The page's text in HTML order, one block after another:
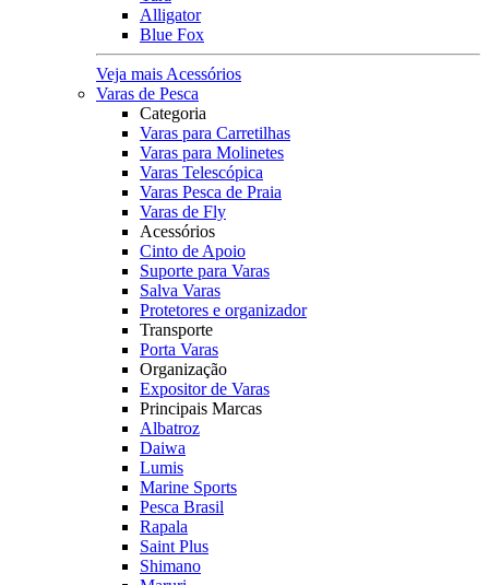
Alligator
Blue Fox
Veja mais Acessórios
Varas de Pesca
Categoria
Varas para Carretilhas
Varas para Molinetes
Varas Telescópica
Varas Pesca de Praia
Varas de Fly
Acessórios
Cinto de Apoio
Suporte para Varas
Salva Varas
Protetores e organizador
Transporte
Porta Varas
Organização
Expositor de Varas
Principais Marcas
Albatroz
Daiwa
Lumis
Marine Sports
Pesca Brasil
Rapala
Saint Plus
Shimano